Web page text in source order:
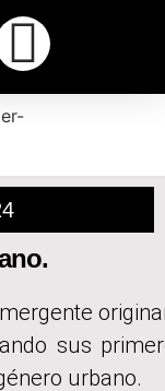
sus
urbano.